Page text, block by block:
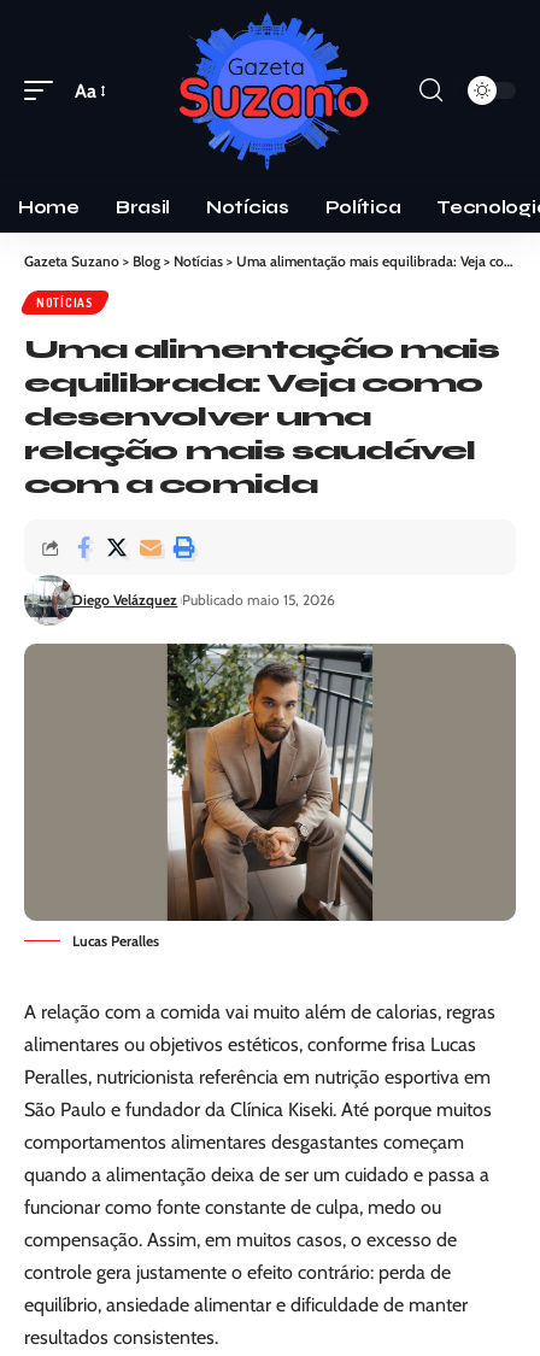
Aa
Home Brasil Notícias Política
Gazeta Suzano > Blog > Notícias > Uma alimentação mais equilibrada: Veja como desenvolver uma relação mais saudável com a comida
NOTÍCIAS
Uma alimentação mais
equilibrada: Veja como
desenvolver uma
relação mais saudável
com a comida
Diego Velázquez Publicado maio 15, 2026
Lucas Peralles
A relação com a comida vai muito além de calorias, regras
alimentares ou objetivos estéticos, conforme frisa Lucas
Peralles, nutricionista referência em nutrição esportiva em
São Paulo e fundador da Clínica Kiseki. Até porque muitos
comportamentos alimentares desgastantes começam
quando a alimentação deixa de ser um cuidado e passa a
funcionar como fonte constante de culpa, medo ou
compensação. Assim, em muitos casos, o excesso de
controle gera justamente o efeito contrário: perda de
equilíbrio, ansiedade alimentar e dificuldade de manter
resultados consistentes.